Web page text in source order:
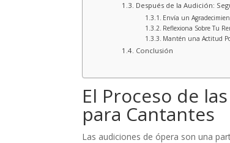
Después de la Audición:
Envía un
Reflexiona Sobre Tu
Mantén una Actitud
Conclusión
El Proceso de
para Cantantes
Las audiciones de ópera son una